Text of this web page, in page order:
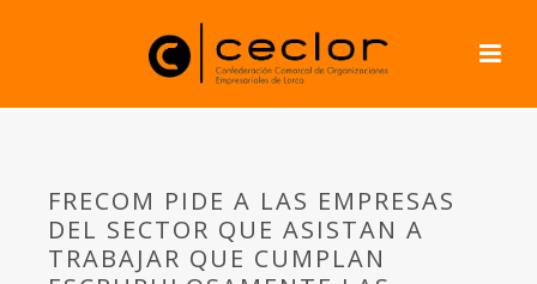
FRECOM PIDE A LAS EMPRESAS
DEL SECTOR QUE ASISTAN A
TRABAJAR QUE CUMPLAN